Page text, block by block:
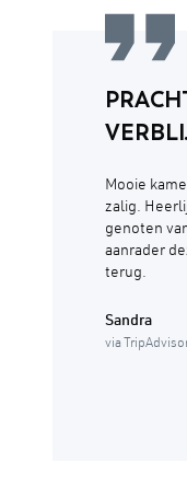
Mooie
zalig.
genoten
aanrader
terug.
Sandra
via